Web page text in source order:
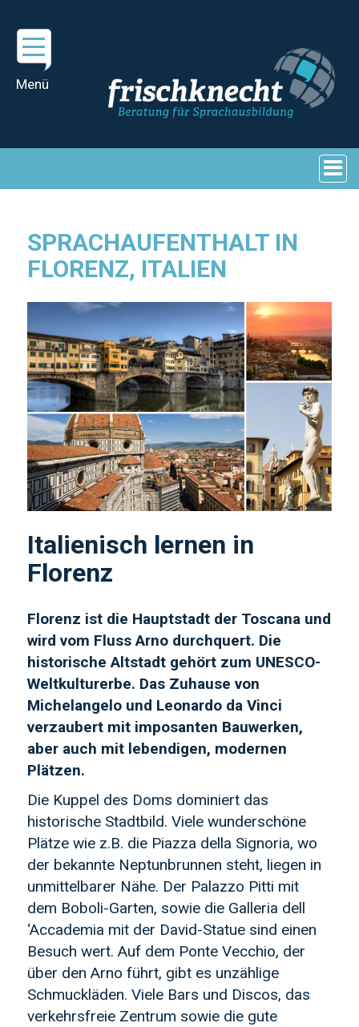
SPRACHAUFENTHALT IN
FLORENZ, ITALIEN
Italienisch lernen in
Florenz
Florenz ist die Hauptstadt der Toscana und
wird vom Fluss Arno durchquert. Die
historische Altstadt gehört zum UNESCO-
Weltkulturerbe. Das Zuhause von
Michelangelo und Leonardo da Vinci
verzaubert mit imposanten Bauwerken,
aber auch mit lebendigen, modernen
Plätzen.
Die Kuppel des Doms dominiert das
historische Stadtbild. Viele wunderschöne
Plätze wie z.B. die Piazza della Signoria, wo
der bekannte Neptunbrunnen steht, liegen in
unmittelbarer Nähe. Der Palazzo Pitti mit
dem Boboli-Garten, sowie die Galleria dell
‘Accademia mit der David-Statue sind einen
Besuch wert. Auf dem Ponte Vecchio, der
über den Arno führt, gibt es unzählige
Schmuckläden. Viele Bars und Discos, das
verkehrsfreie Zentrum sowie die gute